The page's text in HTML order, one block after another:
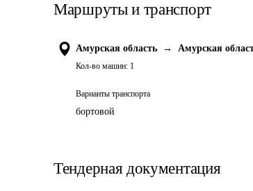
Маршруты и транспорт
Амурская область → Амурская
Кол-во машин: 1
Варианты транспорта
бортовой
Тендерная документация